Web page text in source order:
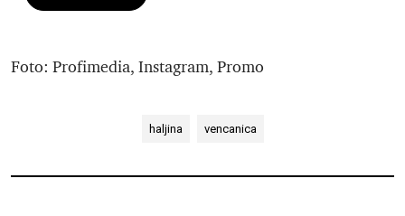
Foto: Profimedia, Instagram, Promo
haljina vencanica